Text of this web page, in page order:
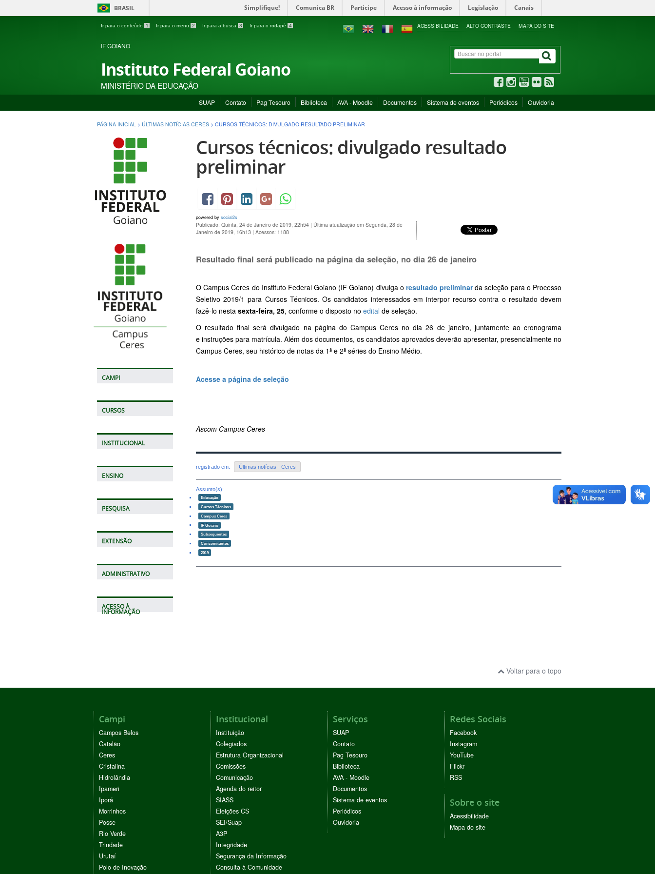
BRASIL Simplifique! Comunica BR Participe Acesso à informação Legislação Canais
Ir para o conteúdo 1 Ir para o menu 2 Ir para a busca 3 Ir para o rodapé 4 ACESSIBILIDADE ALTO CONTRASTE MAPA DO SITE
IF GOIANO
Instituto Federal Goiano
MINISTÉRIO DA EDUCAÇÃO
SUAP Contato Pag Tesouro Biblioteca AVA - Moodle Documentos Sistema de eventos Periódicos Ouvidoria
PÁGINA INICIAL > ÚLTIMAS NOTÍCIAS CERES > CURSOS TÉCNICOS: DIVULGADO RESULTADO PRELIMINAR
CAMPI
CURSOS
INSTITUCIONAL
ENSINO
PESQUISA
EXTENSÃO
ADMINISTRATIVO
ACESSO À
INFORMAÇÃO
Cursos técnicos: divulgado resultado
preliminar
powered by social2s
Publicado: Quinta, 24 de Janeiro de 2019, 22h54 | Última atualização em Segunda, 28 de
Janeiro de 2019, 16h13 | Acessos: 1188
Resultado final será publicado na página da seleção, no dia 26 de janeiro
O Campus Ceres do Instituto Federal Goiano (IF Goiano) divulga o resultado preliminarda seleção para o Processo
Seletivo 2019/1 para Cursos Técnicos. Os candidatos interessados em interpor recurso contra o resultado devem
fazê-lo nesta sexta-feira, 25, conforme o disposto no edital de seleção.
O resultado final será divulgado na página do Campus Ceres no dia 26 de janeiro, juntamente ao cronograma
e instruções para matrícula. Além dos documentos, os candidatos aprovados deverão apresentar, presencialmente no
Campus Ceres, seu histórico de notas da 1ª e 2ª séries do Ensino Médio.
Acesse a página de seleção
Ascom Campus Ceres
registrado em: Últimas notícias - Ceres
Assunto(s):
Educação
Cursos Técnicos
Campus Ceres
IF Goiano
Subsequentes
Concomitantes
2019
Voltar para o topo
Campi
Campos Belos
Catalão
Ceres
Cristalina
Hidrolândia
Ipameri
Iporá
Morrinhos
Posse
Rio Verde
Trindade
Urutaí
Polo de Inovação
Institucional
Instituição
Colegiados
Estrutura Organizacional
Comissões
Comunicação
Agenda do reitor
SIASS
Eleições CS
SEI/Suap
A3P
Integridade
Segurança da Informação
Consulta à Comunidade
Serviços
SUAP
Contato
Pag Tesouro
Biblioteca
AVA - Moodle
Documentos
Sistema de eventos
Periódicos
Ouvidoria
Redes Sociais
Facebook
Instagram
YouTube
Flickr
RSS
Sobre o site
Acessibilidade
Mapa do site